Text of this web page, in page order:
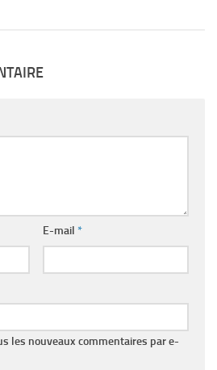
E-mail *
les nouveaux commentaires par e-